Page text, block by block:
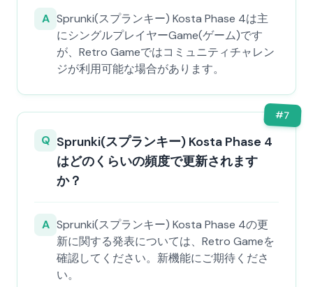
A Sprunki(スプランキー) Kosta Phase 4は主
にシングルプレイヤーGame(ゲーム)です
が、Retro Gameではコミュニティチャレン
ジが利用可能な場合があります。
#7
Q Sprunki(スプランキー) Kosta Phase 4
はどのくらいの頻度で更新されます
か？
A Sprunki(スプランキー) Kosta Phase 4の更
新に関する発表については、Retro Gameを
確認してください。新機能にご期待くださ
い。